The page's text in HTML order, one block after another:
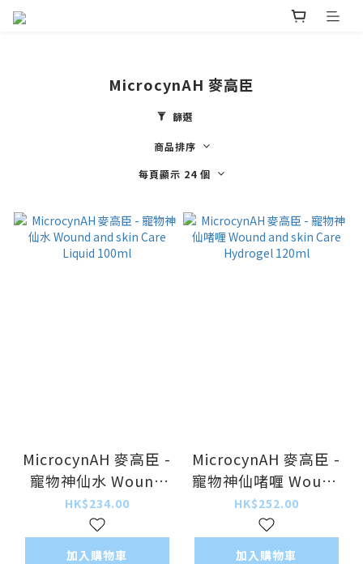
MicrocynAH 麥高臣
篩選
商品排序
每頁顯示 24 個
MicrocynAH 麥高臣 -
寵物神仙水 Wound
and skin Care Liquid
100ml
HK$234.00
加入購物車
MicrocynAH 麥高臣 -
寵物神仙啫喱 Wound
and skin Care
Hydrogel 120ml
HK$252.00
加入購物車